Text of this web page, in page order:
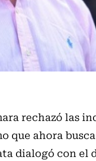
rechazó las
que ahora
dialogó con el